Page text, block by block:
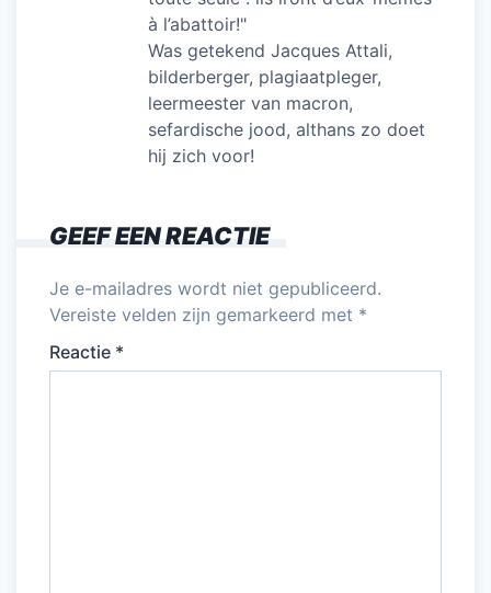
à l’abattoir!"
Was getekend Jacques Attali,
bilderberger, plagiaatpleger,
leermeester van macron,
sefardische jood, althans zo doet
hij zich voor!
GEEF EEN REACTIE
Je e-mailadres wordt niet gepubliceerd.
Vereiste velden zijn gemarkeerd met *
Reactie *